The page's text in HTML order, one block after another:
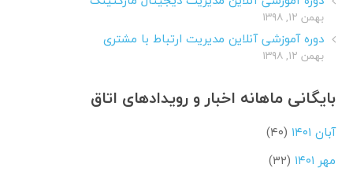
بهمن ۱۲, ۱۳۹۸
دوره آموزشی آنلاین مدیریت ارتباط با مشتری
بهمن ۱۲, ۱۳۹۸
بایگانی ماهانه اخبار و رویدادهای اتاق
آبان ۱۴۰۱
(۴۰)
مهر ۱۴۰۱
(۳۲)